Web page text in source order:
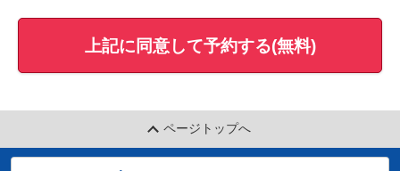
上記に同意して予約する(無料)
ページトップへ